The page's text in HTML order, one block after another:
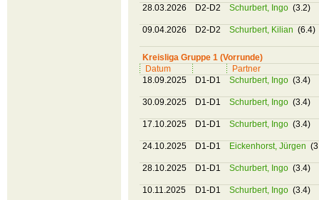
28.03.2026 D2-D2 Schurbert, Ingo (3.2)
09.04.2026 D2-D2 Schurbert, Kilian (6.4)
Kreisliga Gruppe 1 (Vorrunde)
Datum
Partner
18.09.2025
D1-D1 Schurbert, Ingo (3.4)
30.09.2025 D1-D1 Schurbert, Ingo (3.4)
17.10.2025 D1-D1 Schurbert, Ingo (3.4)
24.10.2025 D1-D1 Eickenhorst, Jürgen
28.10.2025 D1-D1 Schurbert, Ingo (3.4)
10.11.2025 D1-D1 Schurbert, Ingo (3.4)